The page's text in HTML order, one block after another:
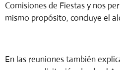
Comisiones de Fiestas y nos
mismo propósito, concluye el
En las reuniones también